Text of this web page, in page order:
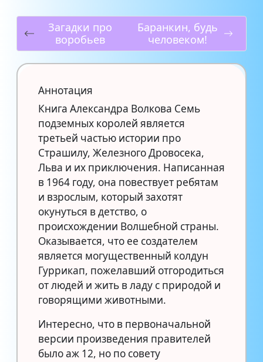
Загадки про
воробьев
Баранкин, будь
человеком!
Аннотация
Книга Александра Волкова Семь
подземных королей является
третьей частью истории про
Страшилу, Железного Дровосека,
Льва и их приключения. Написанная
в 1964 году, она повествует ребятам
и взрослым, который захотят
окунуться в детство, о
происхождении Волшебной страны.
Оказывается, что ее создателем
является могущественный колдун
Гуррикап, пожелавший отгородиться
от людей и жить в ладу с природой и
говорящими животными.
Интересно, что в первоначальной
версии произведения правителей
было аж 12, но по совету